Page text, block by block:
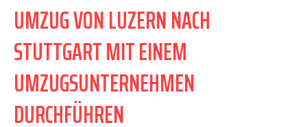
UMZUG VON LUZERN NACH
STUTTGART MIT EINEM
UMZUGSUNTERNEHMEN
DURCHFÜHREN